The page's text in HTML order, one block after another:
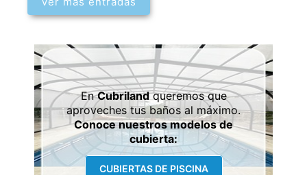
EnCubrilandqueremos que
aproveches tus baños al máximo.
Conoce nuestros modelos de
cubierta:
CUBIERTAS DE PISCINA